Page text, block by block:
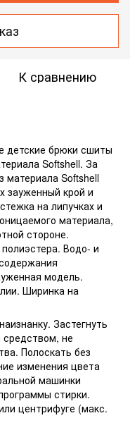
К сравнению
детские брюки сшиты
Softshell. За
материала Softshell
зауженный крой и
на липучках и
материала,
стороне.
Водо- и
модель.
Ширинка на
Застегнуть
не
Полоскать без
изменения цвета
машинки
стирки.
центрифуге (макс.